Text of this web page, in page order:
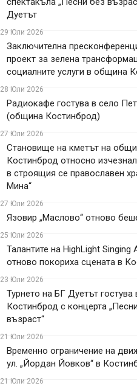
Дуетът
29 Юли 2026
Заключителна
проект за зелена
социалните услуги в община
28 Юли 2026
Радиокафе гостува в село
(община Костинброд)
27 Юли 2026
Становище на кметът на
Костинброд относно
в строящия се православен
Мина“
27 Юли 2026
Язовир „Маслово“ отново
25 Юли 2026
Талантите на HighLight Singing
отново покориха сцената в
23 Юли 2026
Турнето на БГ Дуетът гостува
Костинброд с концерта
възраст“
21 Юли 2026
Временно ограничение на
ул. „Йордан Йовков“ в
21 Юли 2026